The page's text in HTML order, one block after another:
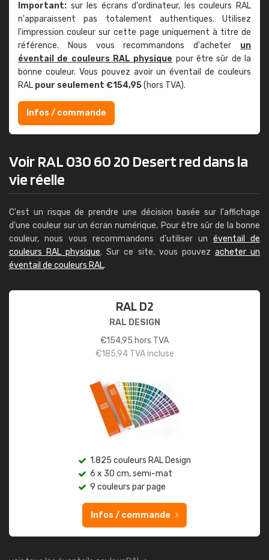
Important: sur les écrans d'ordinateur, les couleurs RAL
n'apparaissent pas totalement authentiques. Utilisez
l'impression couleur sur cette page uniquement à titre de
référence. Nous vous recommandons d'acheter un
éventail de couleurs RAL physique pour être sûr de la
bonne couleur. Vous pouvez avoir un éventail de couleurs
RAL pour seulement €154,95(hors TVA).
Infos / commande
Voir RAL 030 60 20 Desert red dans la
vie réelle
C'est un risque de prendre une décision basée sur l'affichage
d'une couleur sur un écran numérique. Pour être sûr de la bonne
couleur, nous vous recommandons d'utiliser un éventail de
couleurs RAL physique. Sur ce site, vous pouvez acheter un
éventail de couleurs RAL.
RAL D2
RAL DESIGN
€154,95 hors TVA
€185,94TVA incluse
1.825 couleurs RAL Design
6 x 30 cm, semi-mat
9 couleurs par page
Infos / commande